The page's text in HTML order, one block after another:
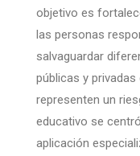
objetivo es
las personas
salvaguardar
públicas y
representen un
educativo se
aplicación